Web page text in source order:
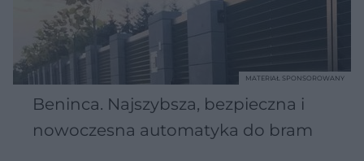
Beninca. Najszybsza, bezpieczna i
nowoczesna automatyka do bram
MATERIAŁ SPONSOROWANY